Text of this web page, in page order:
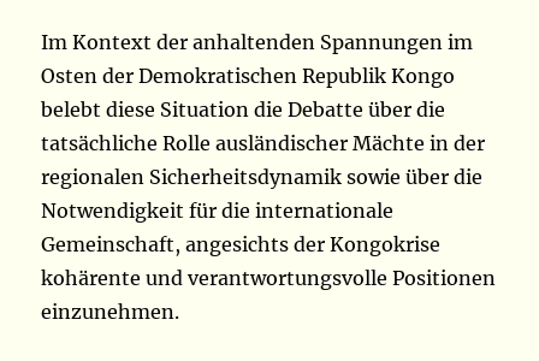
Im Kontext der anhaltenden Spannungen im
Osten der Demokratischen Republik Kongo
belebt diese Situation die Debatte über die
tatsächliche Rolle ausländischer Mächte in der
regionalen Sicherheitsdynamik sowie über die
Notwendigkeit für die internationale
Gemeinschaft, angesichts der Kongokrise
kohärente und verantwortungsvolle Positionen
einzunehmen.